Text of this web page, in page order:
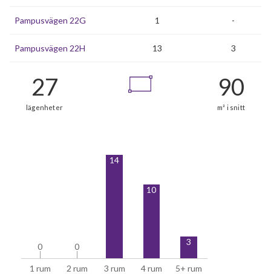
Pampusvägen 22G 1 -
Pampusvägen 22H 13 3
1 rum 2 rum 3 rum 4 rum 5+ rum
0
0 0
0
14
10
3